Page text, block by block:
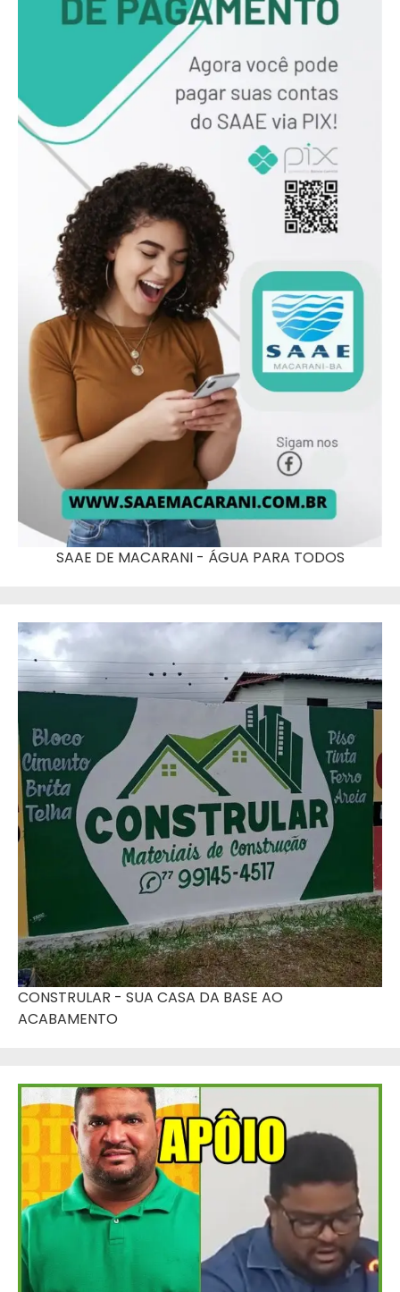
SAAE DE MACARANI - ÁGUA PARA TODOS
CONSTRULAR - SUA CASA DA BASE AO
ACABAMENTO